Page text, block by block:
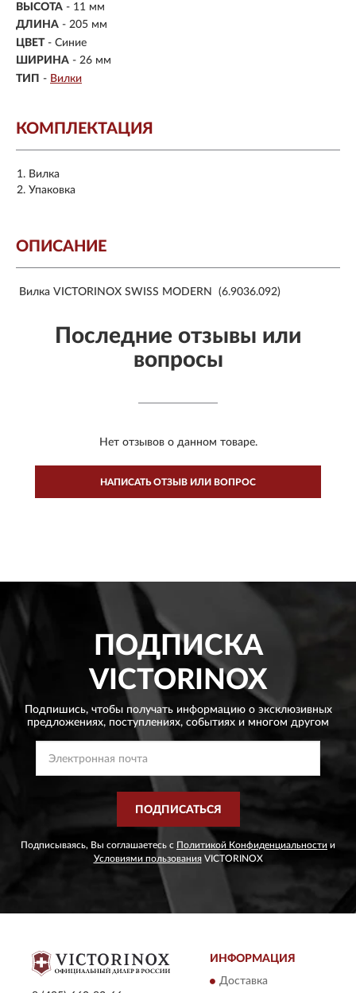
ВЫСОТА - 11 мм
ДЛИНА - 205 мм
ЦВЕТ - Синие
ШИРИНА - 26 мм
ТИП - Вилки
КОМПЛЕКТАЦИЯ
Вилка
Упаковка
ОПИСАНИЕ
Вилка VICTORINOX SWISS MODERN (6.9036.092)
Последние отзывы или
вопросы
Нет отзывов о данном товаре.
НАПИСАТЬ ОТЗЫВ ИЛИ ВОПРОС
ПОДПИСКА
VICTORINOX
Подпишись, чтобы получать информацию о эксклюзивных
предложениях, поступлениях, событиях и многом другом
ПОДПИСАТЬСЯ
Подписываясь, Вы соглашаетесь с Политикой Конфиденциальности и
Условиями пользованияVICTORINOX
ИНФОРМАЦИЯ
Доставка